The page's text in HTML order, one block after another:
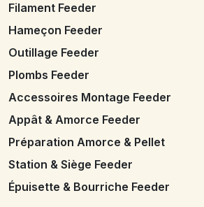
Filament Feeder
Hameçon Feeder
Outillage Feeder
Plombs Feeder
Accessoires Montage Feeder
Appât & Amorce Feeder
Préparation Amorce & Pellet
Station & Siège Feeder
Épuisette & Bourriche Feeder